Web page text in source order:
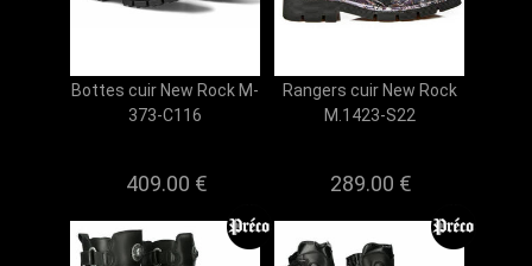
Bottes cuir New Rock M-
373-C116
409.00 €
Rangers cuir New Rock
M.1423-S22
289.00 €